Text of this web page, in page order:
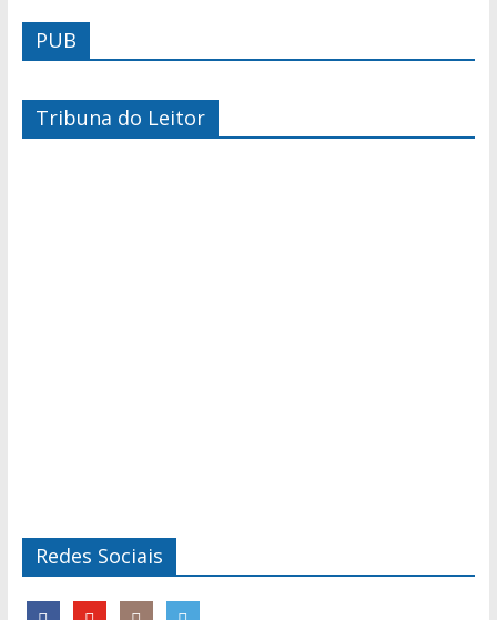
PUB
Tribuna do Leitor
Redes Sociais